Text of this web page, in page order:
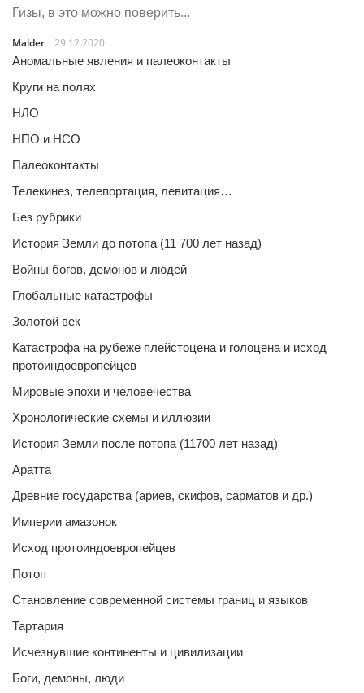
Гизы, в это можно поверить...
Malder
29.12.2020
Аномальные явления и палеоконтакты
Круги на полях
НЛО
НПО и НСО
Палеоконтакты
Телекинез, телепортация, левитация…
Без рубрики
История Земли до потопа (11 700 лет назад)
Войны богов, демонов и людей
Глобальные катастрофы
Золотой век
Катастрофа на рубеже плейстоцена и голоцена и исход
протоиндоевропейцев
Мировые эпохи и человечества
Хронологические схемы и иллюзии
История Земли после потопа (11700 лет назад)
Аратта
Древние государства (ариев, скифов, сарматов и др.)
Империи амазонок
Исход протоиндоевропейцев
Потоп
Становление современной системы границ и языков
Тартария
Исчезнувшие континенты и цивилизации
Боги, демоны, люди